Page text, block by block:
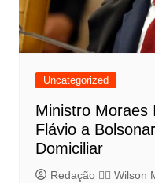
Uncategorized
Ministro Moraes
Flávio a
Domiciliar
Redação 👨‍⚖️​ Wilson